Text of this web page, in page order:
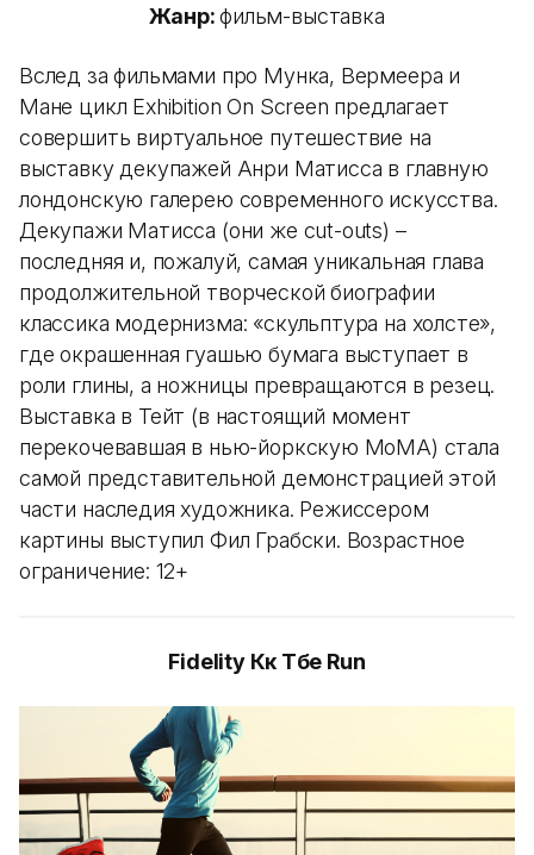
Жанр:фильм-выставка
Вслед за фильмами про Мунка, Вермеера и
Мане цикл Exhibition On Screen предлагает
совершить виртуальное путешествие на
выставку декупажей Анри Матисса в главную
лондонскую галерею современного искусства.
Декупажи Матисса (они же cut-outs) –
последняя и, пожалуй, самая уникальная глава
продолжительной творческой биографии
классика модернизма: «скульптура на холсте»,
где окрашенная гуашью бумага выступает в
роли глины, а ножницы превращаются в резец.
Выставка в Тейт (в настоящий момент
перекочевавшая в нью-йоркскую MoMA) стала
самой представительной демонстрацией этой
части наследия художника. Режиссером
картины выступил Фил Грабски. Возрастное
ограничение: 12+
Fidelity Көк Төбе Run